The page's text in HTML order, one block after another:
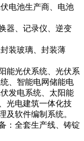
电池生产商、电池
器、记录仪、逆变
装玻璃、封装薄
能光伏系统、光伏系
、智能电网储能电
发电系统、太阳能
光电建筑一体化技
及软件编制系统。
：全套生产线、铸锭